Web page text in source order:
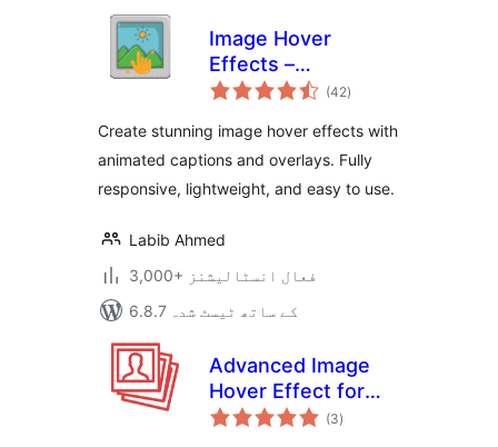
Image Hover
Effects –
WordPress Plugin
(42مجموعی
درجہ
)
Create stunning image hover effects with
animated captions and overlays. Fully
responsive, lightweight, and easy to use.
Labib Ahmed
3,000+ فعال انسٹالیشنز
6.8.7 کے ساتھ ٹیسٹ شدہ
Advanced Image
Hover Effect for
Elementor
(3مجموعی
درجہ
)